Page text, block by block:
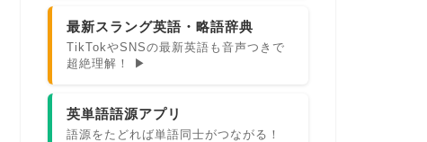
最新スラング英語・略語辞典
TikTokやSNSの最新英語も音声つきで
超絶理解！ ▶
英単語語源アプリ
語源をたどれば単語同士がつながる！